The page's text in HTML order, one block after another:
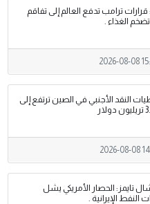
قرارات ترامب تدفع العالم إلى تفاقم
الغذاء .
2026-08-08
النقد الأجنبي في الصين ترتفع إلى
2026-08-08
تايمز: الحصار الأمريكي يشل
النفط الإيرانية .